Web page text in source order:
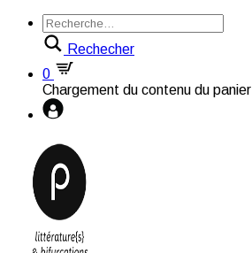
Rechecher
0
Chargement du contenu du panier